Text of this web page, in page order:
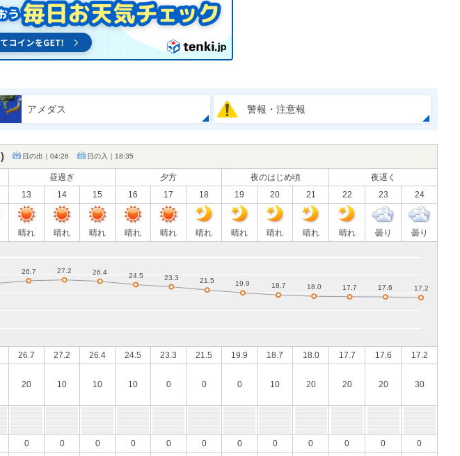
アメダス 警報・注意報
) 日の出｜04:26 日の入｜18:35
昼過ぎ 夕方 夜のはじめ頃
夜遅く
13 14 15 16 17 18 19 20 21 22 23 24
晴れ 晴れ 晴れ 晴れ 晴れ 晴れ 晴れ 晴れ 晴れ 晴れ 曇り 曇り
26.7 27.2 26.4 24.5 23.3 21.5 19.9 18.7 18.0 17.7 17.6 17.2
20 10 10 10 0 0 0 10 20 20 20 30
0 0 0 0 0 0 0 0 0 0 0 0